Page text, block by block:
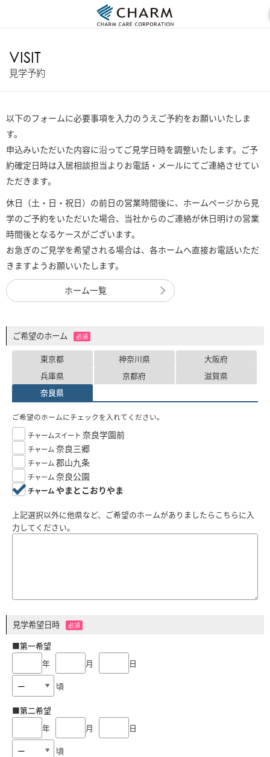
VISIT
見学予約
以下のフォームに必要事項を入力のうえご予約をお願いいたしま
す。
申込みいただいた内容に沿ってご見学日時を調整いたします。ご予
約確定日時は入居相談担当よりお電話・メールにてご連絡させてい
ただきます。
休日（土・日・祝日）の前日の営業時間後に、ホームページから見
学のご予約をいただいた場合、当社からのご連絡が休日明けの営業
時間後となるケースがございます。
お急ぎのご見学を希望される場合は、各ホームへ直接お電話いただ
きますようお願いいたします。
ホーム一覧
ご希望のホーム 必須
東京都 神奈川県
大阪府
兵庫県
京都府
滋賀県
奈良県
ご希望のホームにチェックを入れてください。
チャームスイート 奈良学園前
チャーム奈良三郷
チャーム郡山九条
チャーム奈良公園
チャームやまとこおりやま
上記選択以外に他県など、ご希望のホームがありましたらこちらに入
力してください。
見学希望日時 必須
■第一希望
年
月
日
頃
■第二希望
年
月
日
頃